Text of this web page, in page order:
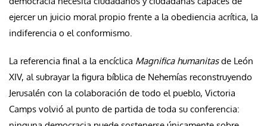
ejercer un juicio moral propio frente a la obediencia acrítica, la
indiferencia o el conformismo.
La referencia final a la encíclica Magnifica humanitasde León
XIV, al subrayar la figura bíblica de Nehemías reconstruyendo
Jerusalén con la colaboración de todo el pueblo, Victoria
Camps volvió al punto de partida de toda su conferencia: